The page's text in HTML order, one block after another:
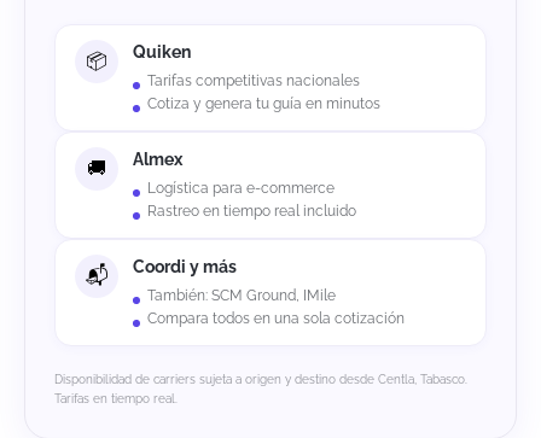
Quiken
Tarifas competitivas nacionales
Cotiza y genera tu guía en minutos
Almex
Logística para e-commerce
Rastreo en tiempo real incluido
Coordi y más
También: SCM Ground, IMile
Compara todos en una sola cotización
Disponibilidad de carriers sujeta a origen y destino desde Centla, Tabasco.
Tarifas en tiempo real.